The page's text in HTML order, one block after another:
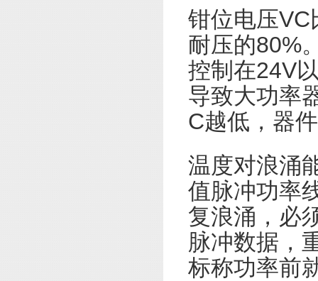
钳位电压VC
耐压的80%
控制在24V
导致大功率
C越低，器
温度对浪涌
值脉冲功率
复浪涌，必
脉冲数据，
标称功率前